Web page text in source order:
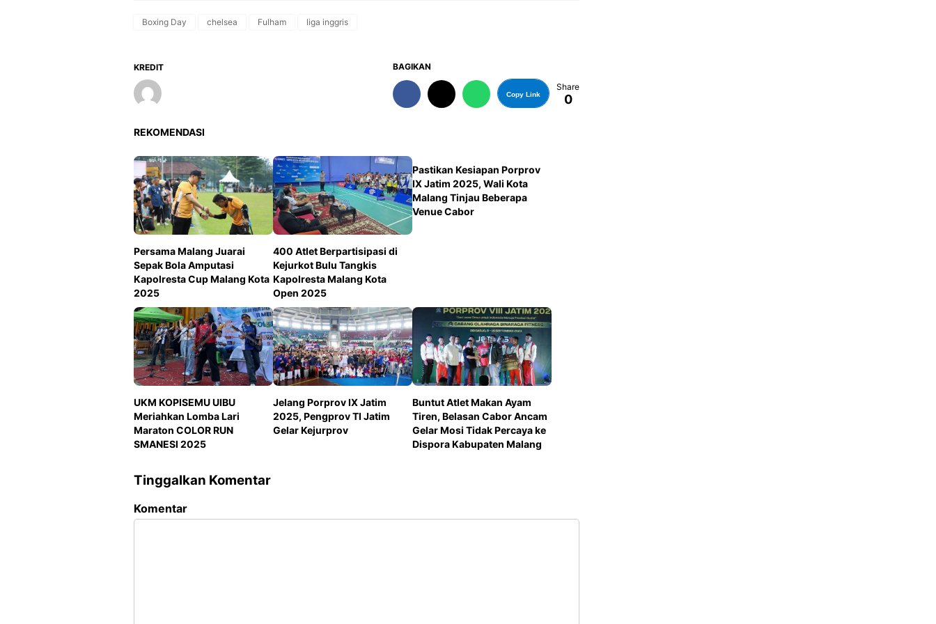
Boxing Day chelsea Fulham liga inggris
KREDIT BAGIKAN
Copy Link
Share
0
REKOMENDASI
Persama Malang Juarai
Sepak Bola Amputasi
Kapolresta Cup Malang Kota
2025
400 Atlet Berpartisipasi di
Kejurkot Bulu Tangkis
Kapolresta Malang Kota
Open 2025
Pastikan Kesiapan Porprov
IX Jatim 2025, Wali Kota
Malang Tinjau Beberapa
Venue Cabor
UKM KOPISEMU UIBU
Meriahkan Lomba Lari
Maraton COLOR RUN
SMANESI 2025
Jelang Porprov IX Jatim
2025, Pengprov TI Jatim
Gelar Kejurprov
Buntut Atlet Makan Ayam
Tiren, Belasan Cabor Ancam
Gelar Mosi Tidak Percaya ke
Dispora Kabupaten Malang
Tinggalkan Komentar
Komentar